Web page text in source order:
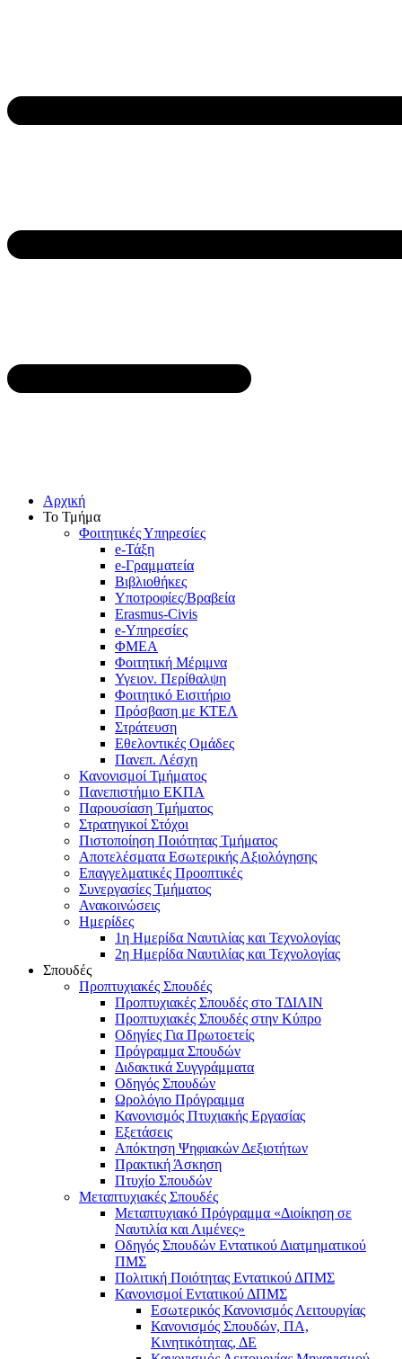
Αρχική
Το Τμήμα
Φοιτητικές Υπηρεσίες
e-Τάξη
e-Γραμματεία
Βιβλιοθήκες
Υποτροφίες/Βραβεία
Erasmus-Civis
e-Υπηρεσίες
ΦΜΕΑ
Φοιτητική Μέριμνα
Υγειον. Περίθαλψη
Φοιτητικό Εισιτήριο
Πρόσβαση με ΚΤΕΛ
Στράτευση
Εθελοντικές Ομάδες
Πανεπ. Λέσχη
Κανονισμοί Τμήματος
Πανεπιστήμιο ΕΚΠΑ
Παρουσίαση Τμήματος
Στρατηγικοί Στόχοι
Πιστοποίηση Ποιότητας Τμήματος
Αποτελέσματα Εσωτερικής Αξιολόγησης
Επαγγελματικές Προοπτικές
Συνεργασίες Τμήματος
Ανακοινώσεις
Ημερίδες
1η Ημερίδα Ναυτιλίας και Τεχνολογίας
2η Ημερίδα Ναυτιλίας και Τεχνολογίας
Σπουδές
Προπτυχιακές Σπουδές
Προπτυχιακές Σπουδές στο ΤΔΙΛΙΝ
Προπτυχιακές Σπουδές στην Κύπρο
Οδηγίες Για Πρωτοετείς
Πρόγραμμα Σπουδών
Διδακτικά Συγγράμματα
Οδηγός Σπουδών
Ωρολόγιο Πρόγραμμα
Κανονισμός Πτυχιακής Εργασίας
Εξετάσεις
Απόκτηση Ψηφιακών Δεξιοτήτων
Πρακτική Άσκηση
Πτυχίο Σπουδών
Μεταπτυχιακές Σπουδές
Μεταπτυχιακό Πρόγραμμα «Διοίκηση σε
Ναυτιλία και Λιμένες»
Οδηγός Σπουδών Εντατικού Διατμηματικού
ΠΜΣ
Πολιτική Ποιότητας Εντατικού ΔΠΜΣ
Κανονισμοί Εντατικού ΔΠΜΣ
Εσωτερικός Κανονισμός Λειτουργίας
Κανονισμός Σπουδών, ΠΑ,
Κινητικότητας, ΔΕ